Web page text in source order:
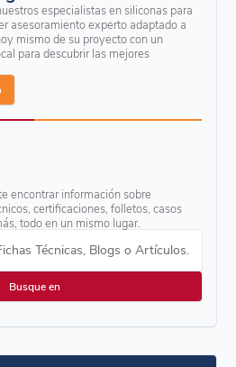
especialistas en siliconas para
asesoramiento experto adaptado a
mismo de su proyecto con un
para descubrir las mejores
encontrar información sobre
certificaciones, folletos, casos
todo en un mismo lugar.
Técnicas, Blogs o Artículos.